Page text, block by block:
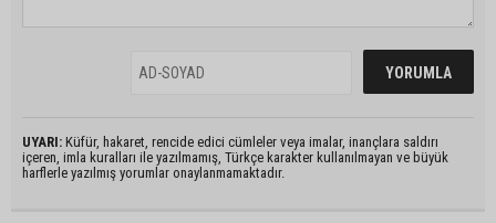
UYARI: Küfür, hakaret, rencide edici cümleler veya imalar, inançlara saldırı
içeren, imla kuralları ile yazılmamış, Türkçe karakter kullanılmayan ve büyük
harflerle yazılmış yorumlar onaylanmamaktadır.